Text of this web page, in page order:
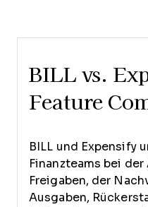
BILL vs.
Feature
BILL und Expensify
Finanzteams bei
Freigaben, der
Ausgaben,